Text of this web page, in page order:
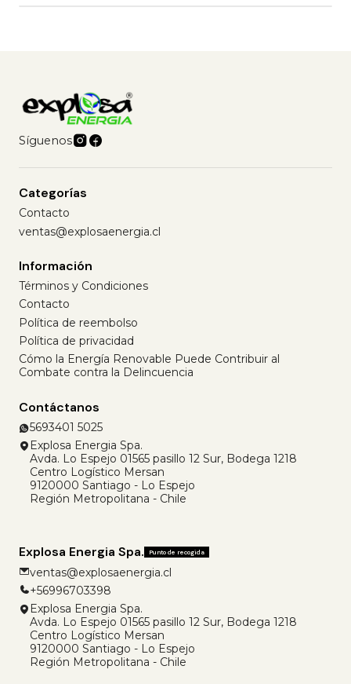
Síguenos
Categorías
Contacto
ventas@explosaenergia.cl
Información
Términos y Condiciones
Contacto
Política de reembolso
Política de privacidad
Cómo la Energía Renovable Puede Contribuir al
Combate contra la Delincuencia
Contáctanos
5693401 5025
Explosa Energia Spa.
Avda. Lo Espejo 01565 pasillo 12 Sur, Bodega 1218
Centro Logístico Mersan
9120000 Santiago - Lo Espejo
Región Metropolitana - Chile
Explosa Energia Spa. Punto de recogida
ventas@explosaenergia.cl
+56996703398
Explosa Energia Spa.
Avda. Lo Espejo 01565 pasillo 12 Sur, Bodega 1218
Centro Logístico Mersan
9120000 Santiago - Lo Espejo
Región Metropolitana - Chile